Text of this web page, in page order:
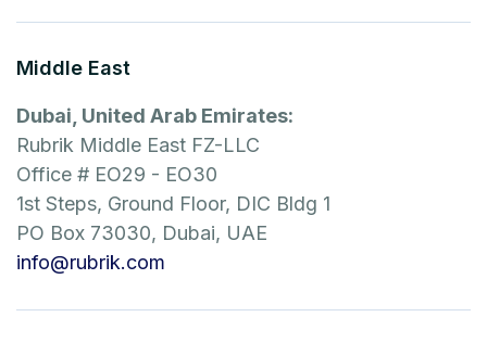
Middle East
Dubai, United Arab Emirates:
Rubrik Middle East FZ-LLC
Office # EO29 - EO30
1st Steps, Ground Floor, DIC Bldg 1
PO Box 73030, Dubai, UAE
info@rubrik.com